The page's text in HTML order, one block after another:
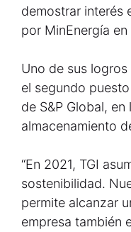
demostrar interés
por MinEnergía en
Uno de sus
el segundo
de S&P Global,
almacenamiento
“En 2021, TGI
sostenibilidad.
permite alcanzar
empresa también